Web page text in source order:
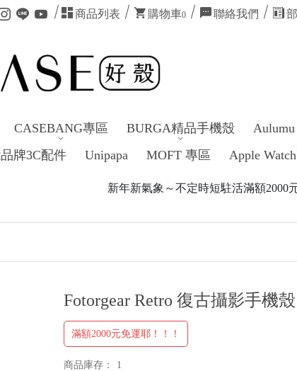
商品列表 購物車0 聯絡我們
CASEBANG專區 BURGA精品手機殼 Aulumu
牌3C配件 Unipapa MOFT 專區 Apple
新年新氣象～不定時短駐活滿額2000元免運活動開跑囉！
Fotorgear Retro 復古攝影手機殼
滿額2000元免運耶！！！
商品庫存： 1